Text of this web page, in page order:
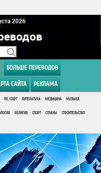
2026
БОЛЬШЕ ПЕРЕВОДОВ
САЙТА РЕКЛАМА
ПК, СОФТ ЛИТЕРАТУРА МЕДИЦИНА МУЗЫКА
РЕЛИГИЯ СПОРТ СТРАНЫ СТРОИТЕЛЬСТВО